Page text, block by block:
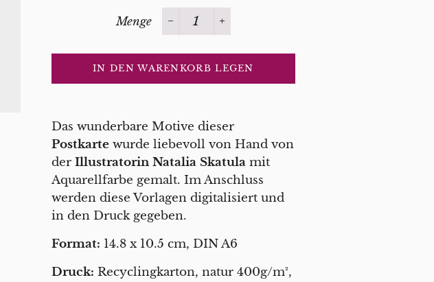
Menge
−
+
IN DEN WARENKORB LEGEN
Das wunderbare Motive dieser
Postkarte wurde liebevoll von Hand von
der Illustratorin Natalia Skatulamit
Aquarellfarbe gemalt. Im Anschluss
werden diese Vorlagen digitalisiert und
in den Druck gegeben.
Format: 14.8 x 10.5 cm, DIN A6
Druck: Recyclingkarton, natur 400g/m²,